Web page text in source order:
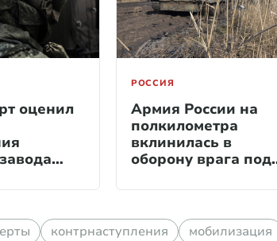
оценил
РОССИЯ
Армия России на
полкилометра
вклинилась в
оборону врага под
контрнаступления мобилизация